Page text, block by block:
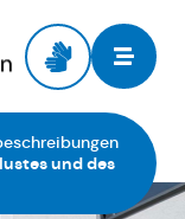
und des